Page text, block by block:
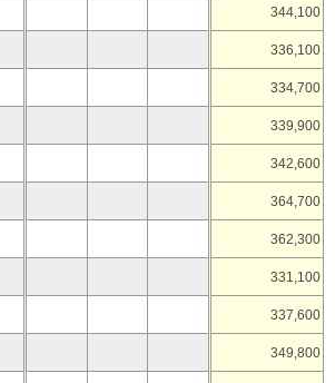
344,100
336,100
334,700
339,900
342,600
364,700
362,300
331,100
337,600
349,800